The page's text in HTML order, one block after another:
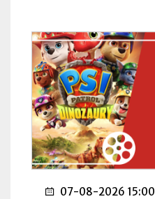
07-08-2026 15:00